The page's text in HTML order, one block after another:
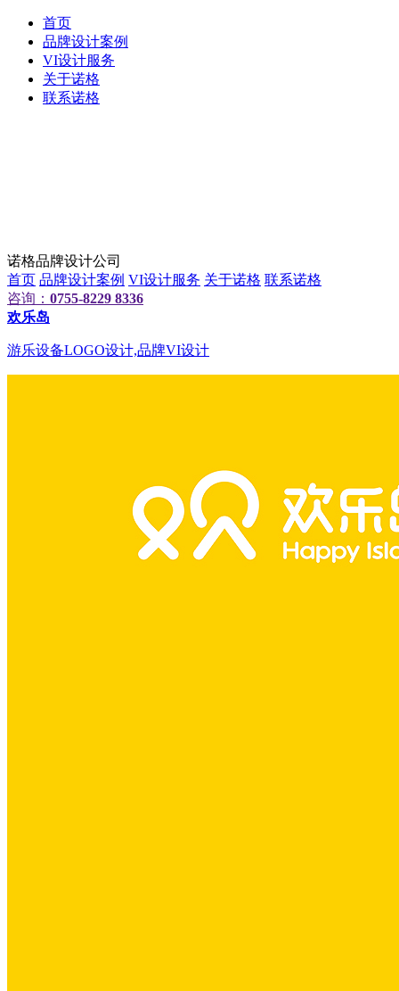
首页
品牌设计案例
VI设计服务
关于诺格
联系诺格
诺格品牌设计公司
首页 品牌设计案例 VI设计服务 关于诺格 联系诺格
咨询： 0755-8229 8336
欢乐岛
游乐设备LOGO设计,品牌VI设计